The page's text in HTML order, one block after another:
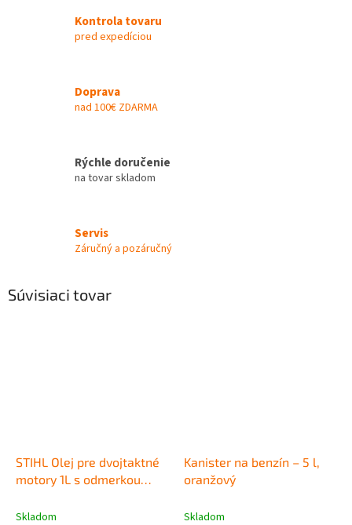
Kontrola tovaru
pred expedíciou
Doprava
nad 100€ ZDARMA
Rýchle doručenie
na tovar skladom
Servis
Záručný a pozáručný
Súvisiaci tovar
STIHL Olej pre dvojtaktné
motory 1L s odmerkou
Skladom
Kanister na benzín – 5 l,
oranžový
Skladom